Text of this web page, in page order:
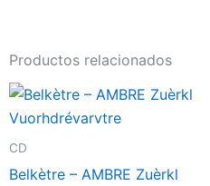
Productos relacionados
CD
Belkètre – AMBRE Zuèrkl